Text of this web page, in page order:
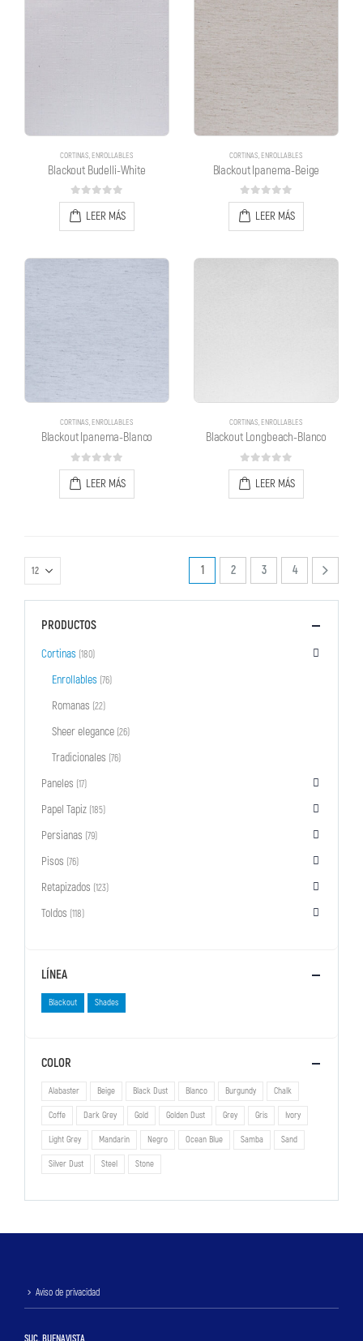
CORTINAS,ENROLLABLES
Blackout Budelli-White
0out of 5
LEER MÁS
CORTINAS,ENROLLABLES
Blackout Ipanema-Beige
0out of 5
LEER MÁS
CORTINAS, ENROLLABLES
Blackout Ipanema-Blanco
0out of 5
LEER MÁS
CORTINAS, ENROLLABLES
Blackout Longbeach-Blanco
0out of 5
LEER MÁS
1 2 3 4
PRODUCTOS
Cortinas (180)
Enrollables (76)
Romanas (22)
Sheer elegance (26)
Tradicionales (76)
Paneles (17)
Papel Tapiz (185)
Persianas (79)
Pisos (76)
Retapizados (123)
Toldos (118)
LÍNEA
Blackout Shades
COLOR
Alabaster Beige Black Dust Blanco Burgundy Chalk
Coffe Dark Grey Gold Golden Dust Grey Gris Ivory
Light Grey Mandarin Negro Ocean Blue Samba Sand
Silver Dust Steel Stone
Aviso de privacidad